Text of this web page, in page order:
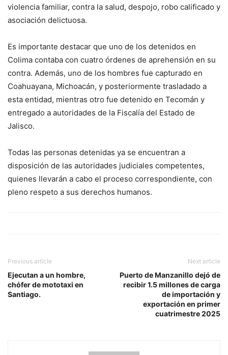
violencia familiar, contra la salud, despojo, robo calificado y
asociación delictuosa.
Es importante destacar que uno de los detenidos en
Colima contaba con cuatro órdenes de aprehensión en su
contra. Además, uno de los hombres fue capturado en
Coahuayana, Michoacán, y posteriormente trasladado a
esta entidad, mientras otro fue detenido en Tecomán y
entregado a autoridades de la Fiscalía del Estado de
Jalisco.
Todas las personas detenidas ya se encuentran a
disposición de las autoridades judiciales competentes,
quienes llevarán a cabo el proceso correspondiente, con
pleno respeto a sus derechos humanos.
Previous article
Ejecutan a un hombre,
chófer de mototaxi en
Santiago.
Next article
Puerto de Manzanillo dejó de
recibir 1.5 millones de carga
de importación y
exportación en primer
cuatrimestre 2025